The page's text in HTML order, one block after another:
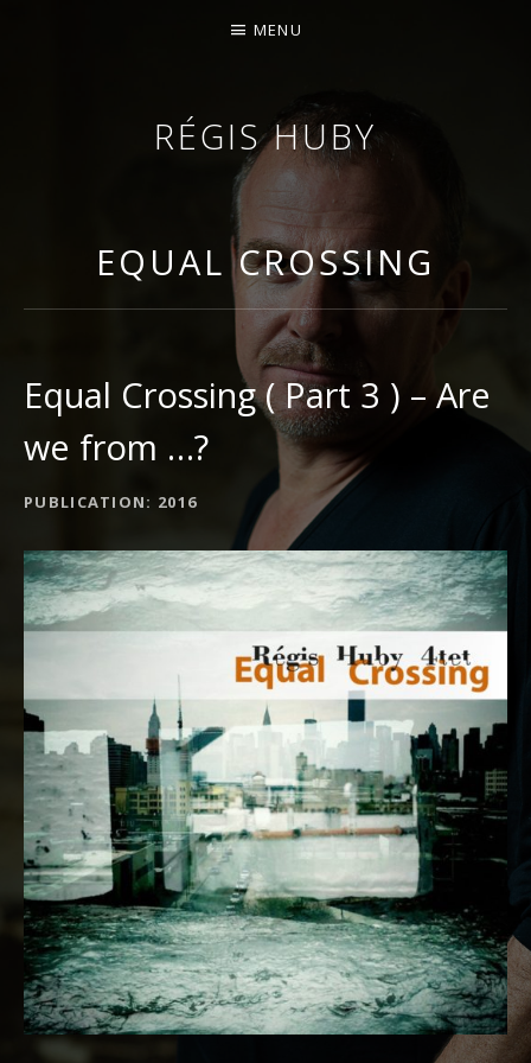
RÉGIS HUBY
VIOLONISTE – IMPROVISATEUR – COMPOSITEUR
MENU
EQUAL CROSSING
Equal Crossing ( Part 3 ) – Are
we from …?
DÉTAILS DE L'ALBUM
PUBLICATION 2016